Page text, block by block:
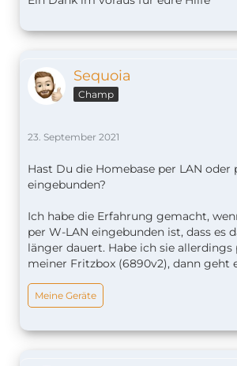
Sequoia
Champ
23. September 2021
Hast Du die Homebase per LAN oder
eingebunden?
Ich habe die Erfahrung gemacht,
per W-LAN eingebunden ist, dass es
länger dauert. Habe ich sie allerdings
meiner Fritzbox (6890v2), dann geht
Meine Geräte